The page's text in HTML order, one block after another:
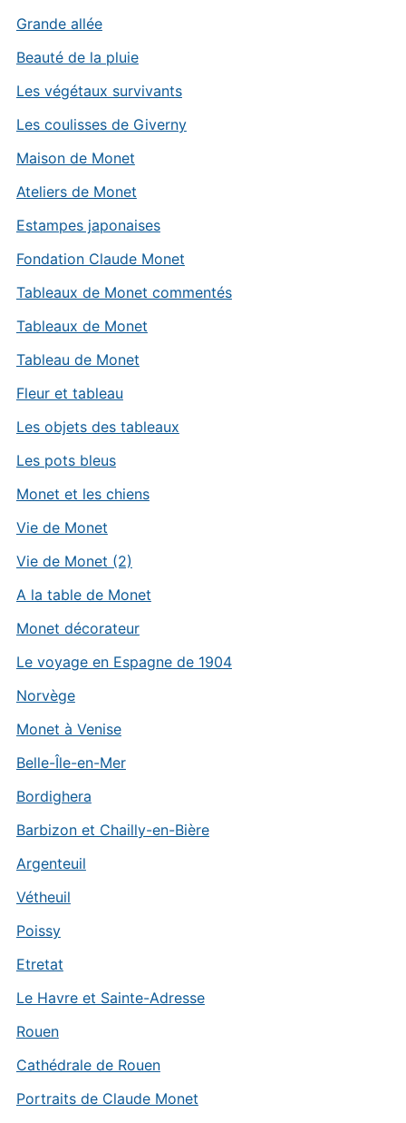
Grande allée
Beauté de la pluie
Les végétaux survivants
Les coulisses de Giverny
Maison de Monet
Ateliers de Monet
Estampes japonaises
Fondation Claude Monet
Tableaux de Monet commentés
Tableaux de Monet
Tableau de Monet
Fleur et tableau
Les objets des tableaux
Les pots bleus
Monet et les chiens
Vie de Monet
Vie de Monet (2)
A la table de Monet
Monet décorateur
Le voyage en Espagne de 1904
Norvège
Monet à Venise
Belle-Île-en-Mer
Bordighera
Barbizon et Chailly-en-Bière
Argenteuil
Vétheuil
Poissy
Etretat
Le Havre et Sainte-Adresse
Rouen
Cathédrale de Rouen
Portraits de Claude Monet